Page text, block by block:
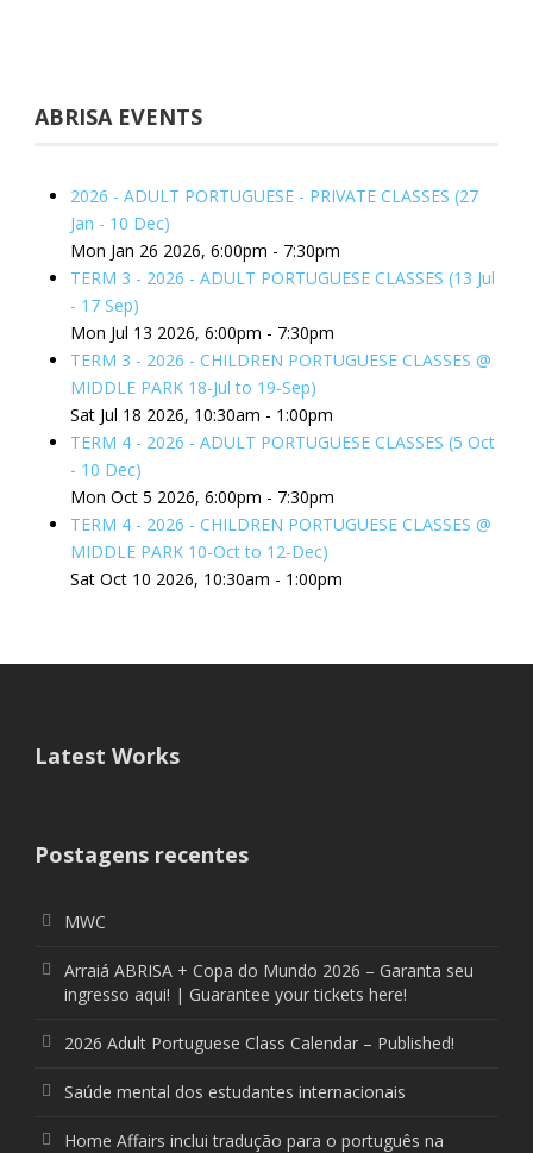
ABRISA EVENTS
2026 - ADULT PORTUGUESE - PRIVATE CLASSES (27
Jan - 10 Dec)
Mon Jan 26 2026, 6:00pm - 7:30pm
TERM 3 - 2026 - ADULT PORTUGUESE CLASSES (13 Jul
- 17 Sep)
Mon Jul 13 2026, 6:00pm - 7:30pm
TERM 3 - 2026 - CHILDREN PORTUGUESE CLASSES @
MIDDLE PARK 18-Jul to 19-Sep)
Sat Jul 18 2026, 10:30am - 1:00pm
TERM 4 - 2026 - ADULT PORTUGUESE CLASSES (5 Oct
- 10 Dec)
Mon Oct 5 2026, 6:00pm - 7:30pm
TERM 4 - 2026 - CHILDREN PORTUGUESE CLASSES @
MIDDLE PARK 10-Oct to 12-Dec)
Sat Oct 10 2026, 10:30am - 1:00pm
Latest Works
Postagens recentes
MWC
Arraiá ABRISA + Copa do Mundo 2026 – Garanta seu
ingresso aqui! | Guarantee your tickets here!
2026 Adult Portuguese Class Calendar – Published!
Saúde mental dos estudantes internacionais
Home Affairs inclui tradução para o português na